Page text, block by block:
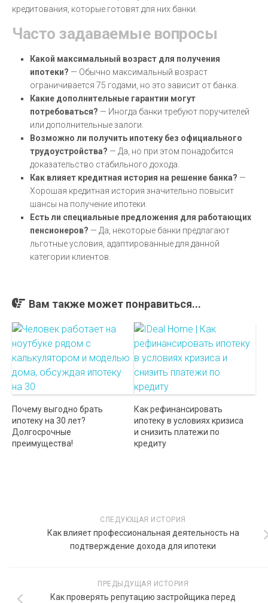
кредитования, которые готовят для них банки.
Часто задаваемые вопросы
Какой максимальный возраст для получения
ипотеки? — Обычно максимальный возраст
ограничивается 75 годами, но это зависит от банка.
Какие дополнительные гарантии могут
потребоваться? — Иногда банки требуют поручителей
или дополнительные залоги.
Возможно ли получить ипотеку без официального
трудоустройства? — Да, но при этом понадобится
доказательство стабильного дохода.
Как влияет кредитная история на решение банка? —
Хорошая кредитная история значительно повысит
шансы на получение ипотеки.
Есть ли специальные предложения для работающих
пенсионеров? — Да, некоторые банки предлагают
льготные условия, адаптированные для данной
категории клиентов.
Вам также может понравиться...
Почему выгодно брать
ипотеку на 30 лет?
Долгосрочные
преимущества!
Как рефинансировать
ипотеку в условиях кризиса
и снизить платежи по
кредиту
СЛЕДУЮЩАЯ ИСТОРИЯ
Как влияет профессиональная деятельность на
подтверждение дохода для ипотеки
ПРЕДЫДУЩАЯ ИСТОРИЯ
Как проверять репутацию застройщика перед